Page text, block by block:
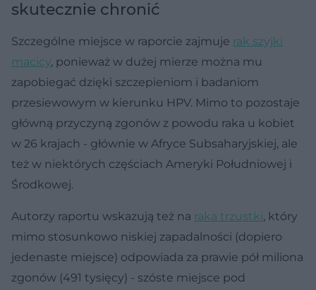
skutecznie chronić
Szczególne miejsce w raporcie zajmuje rak szyjki
macicy, ponieważ w dużej mierze można mu
zapobiegać dzięki szczepieniom i badaniom
przesiewowym w kierunku HPV. Mimo to pozostaje
główną przyczyną zgonów z powodu raka u kobiet
w 26 krajach - głównie w Afryce Subsaharyjskiej, ale
też w niektórych częściach Ameryki Południowej i
Środkowej.
Autorzy raportu wskazują też na raka trzustki, który
mimo stosunkowo niskiej zapadalności (dopiero
jedenaste miejsce) odpowiada za prawie pół miliona
zgonów (491 tysięcy) - szóste miejsce pod